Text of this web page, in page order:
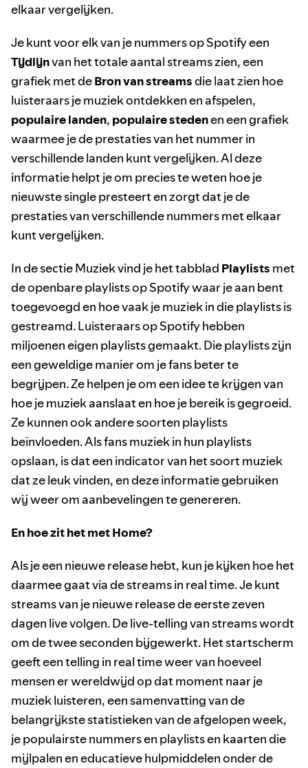
elkaar vergelijken.
Je kunt voor elk van je nummers op Spotify een
Tijdlijnvan het totale aantal streams zien, een
grafiek met deBron van streamsdie laat zien hoe
luisteraars je muziek ontdekken en afspelen,
populaire landen, populaire stedenen een grafiek
waarmee je de prestaties van het nummer in
verschillende landen kunt vergelijken. Al deze
informatie helpt je om precies te weten hoe je
nieuwste single presteert en zorgt dat je de
prestaties van verschillende nummers met elkaar
kunt vergelijken.
In de sectie Muziek vind je het tabblad Playlists met
de openbare playlists op Spotify waar je aan bent
toegevoegd en hoe vaak je muziek in die playlists is
gestreamd. Luisteraars op Spotify hebben
miljoenen eigen playlists gemaakt. Die playlists zijn
een geweldige manier om je fans beter te
begrijpen. Ze helpen je om een idee te krijgen van
hoe je muziek aanslaat en hoe je bereik is gegroeid.
Ze kunnen ook andere soorten playlists
beïnvloeden. Als fans muziek in hun playlists
opslaan, is dat een indicator van het soort muziek
dat ze leuk vinden, en deze informatie gebruiken
wij weer om aanbevelingen te genereren.
En hoe zit het met Home?
Als je een nieuwe release hebt, kun je kijken hoe het
daarmee gaat via de streams in real time. Je kunt
streams van je nieuwe release de eerste zeven
dagen live volgen. De live-telling van streams wordt
om de twee seconden bijgewerkt. Het startscherm
geeft een telling in real time weer van hoeveel
mensen er wereldwijd op dat moment naar je
muziek luisteren, een samenvatting van de
belangrijkste statistieken van de afgelopen week,
je populairste nummers en playlists en kaarten die
mijlpalen en educatieve hulpmiddelen onder de